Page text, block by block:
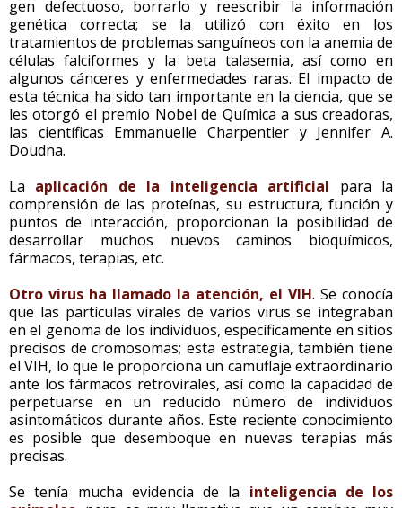
gen defectuoso, borrarlo y reescribir la información
genética correcta; se la utilizó con éxito en los
tratamientos de problemas sanguíneos con la anemia de
células falciformes y la beta talasemia, así como en
algunos cánceres y enfermedades raras. El impacto de
esta técnica ha sido tan importante en la ciencia, que se
les otorgó el premio Nobel de Química a sus creadoras,
las científicas Emmanuelle Charpentier y Jennifer A.
Doudna.
La aplicación de la inteligencia artificial para la
comprensión de las proteínas, su estructura, función y
puntos de interacción, proporcionan la posibilidad de
desarrollar muchos nuevos caminos bioquímicos,
fármacos, terapias, etc.
Otro virus ha llamado la atención, el VIH. Se conocía
que las partículas virales de varios virus se integraban
en el genoma de los individuos, específicamente en sitios
precisos de cromosomas; esta estrategia, también tiene
el VIH, lo que le proporciona un camuflaje extraordinario
ante los fármacos retrovirales, así como la capacidad de
perpetuarse en un reducido número de individuos
asintomáticos durante años. Este reciente conocimiento
es posible que desemboque en nuevas terapias más
precisas.
Se tenía mucha evidencia de la inteligencia de los